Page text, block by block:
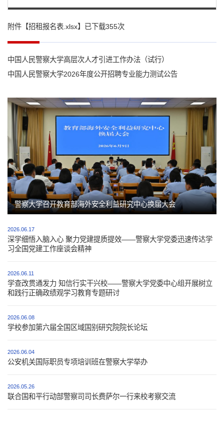
第 2 页
附件【招租报名表.xlsx】已下载355次
中国人民警察大学高层次人才引进工作办法（试行）
中国人民警察大学2026年度公开招聘专业能力测试公告
警察大学召开教育部海外安全利益研究中心换届大会
2026.06.17
深学细悟入脑入心 聚力党建提质提效——警察大学党委迅速传达学
习全国党建工作座谈会精神
2026.06.11
学查改贯通发力 知信行实干兴校——警察大学党委中心组开展树立
和践行正确政绩观学习教育专题研讨
2026.06.08
学校参加第六届全国区域国别研究院院长论坛
2026.06.04
公安机关国际职员专项培训班在警察大学举办
2026.05.26
联合国和平行动部警察司司长费萨尔一行来校考察交流